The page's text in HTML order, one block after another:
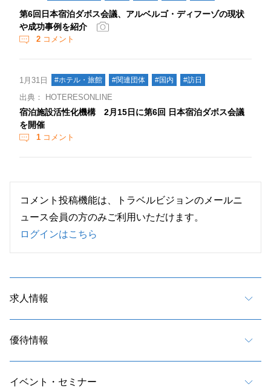
第6回日本宿泊ダボス会議、アルベルゴ・ディフーゾの現状
や成功事例を紹介
2 コメント
1月31日 #ホテル・旅館 #関連団体 #国内 #訪日
出典： HOTERESONLINE
宿泊施設活性化機構 2月15日に第6回 日本宿泊ダボス会議
を開催
1 コメント
コメント投稿機能は、トラベルビジョンのメールニ
ュース会員の方のみご利用いただけます。
ログインはこちら
求人情報
優待情報
イベント・セミナー